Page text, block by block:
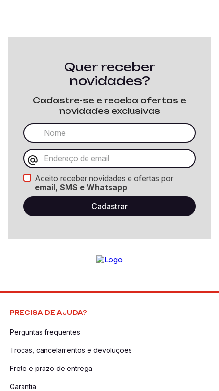
Quer receber
novidades?
Cadastre-se e receba ofertas e
novidades exclusivas
Aceito receber novidades e ofertas por
email, SMS e Whatsapp
PRECISA DE AJUDA?
Perguntas frequentes
Trocas, cancelamentos e devoluções
Frete e prazo de entrega
Garantia